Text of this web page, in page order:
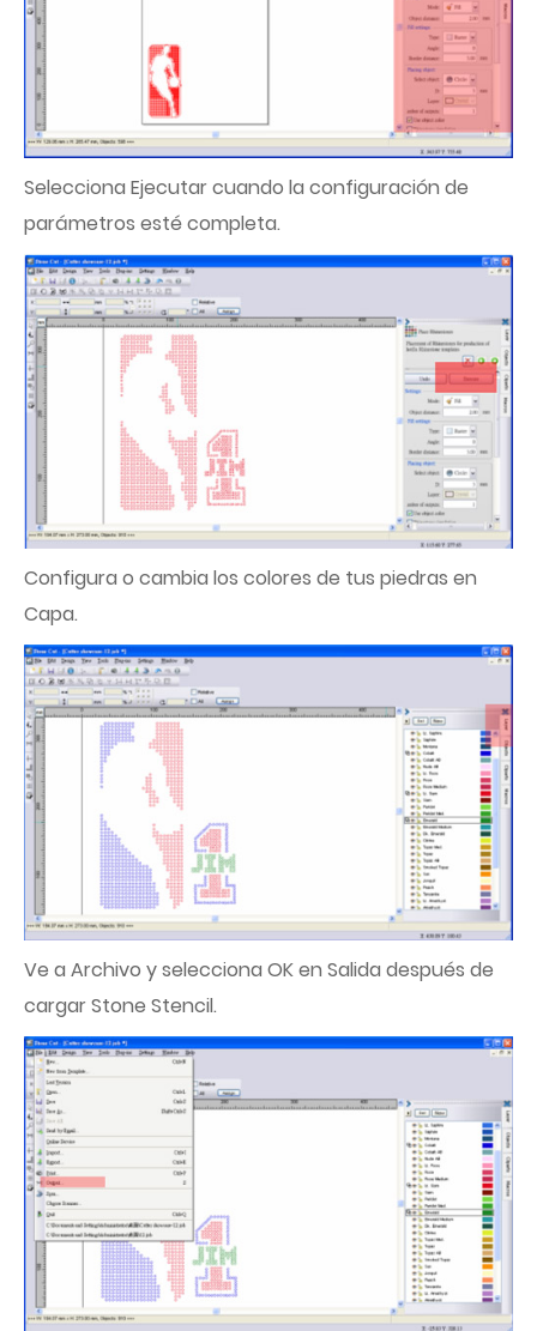
Selecciona Ejecutar cuando la configuración de
parámetros esté completa.
Configura o cambia los colores de tus piedras en
Capa.
Ve a Archivo y selecciona OK en Salida después de
cargar Stone Stencil.